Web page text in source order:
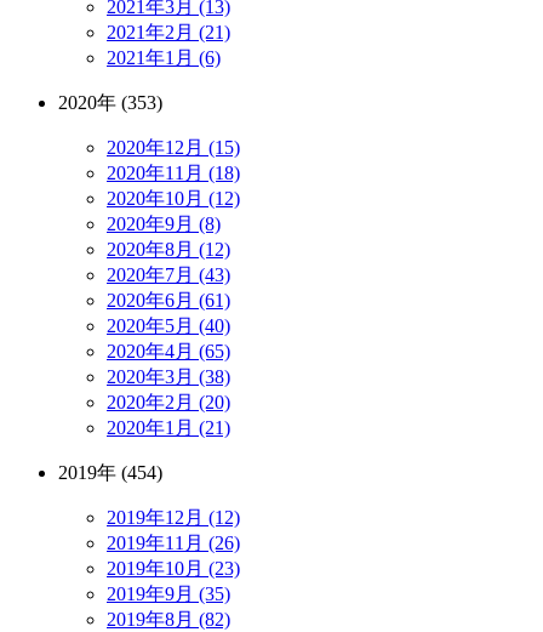
2021年3月 (13)
2021年2月 (21)
2021年1月 (6)
2020年 (353)
2020年12月 (15)
2020年11月 (18)
2020年10月 (12)
2020年9月 (8)
2020年8月 (12)
2020年7月 (43)
2020年6月 (61)
2020年5月 (40)
2020年4月 (65)
2020年3月 (38)
2020年2月 (20)
2020年1月 (21)
2019年 (454)
2019年12月 (12)
2019年11月 (26)
2019年10月 (23)
2019年9月 (35)
2019年8月 (82)